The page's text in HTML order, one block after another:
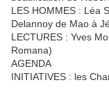
LES HOMMES : Léa
Delannoy de Mao à
LECTURES : Yves
Romana)
AGENDA
INITIATIVES : les